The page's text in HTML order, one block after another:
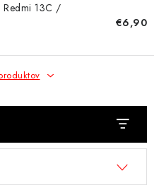
MIKROFÓNY
Redmi 13C /
€6,90